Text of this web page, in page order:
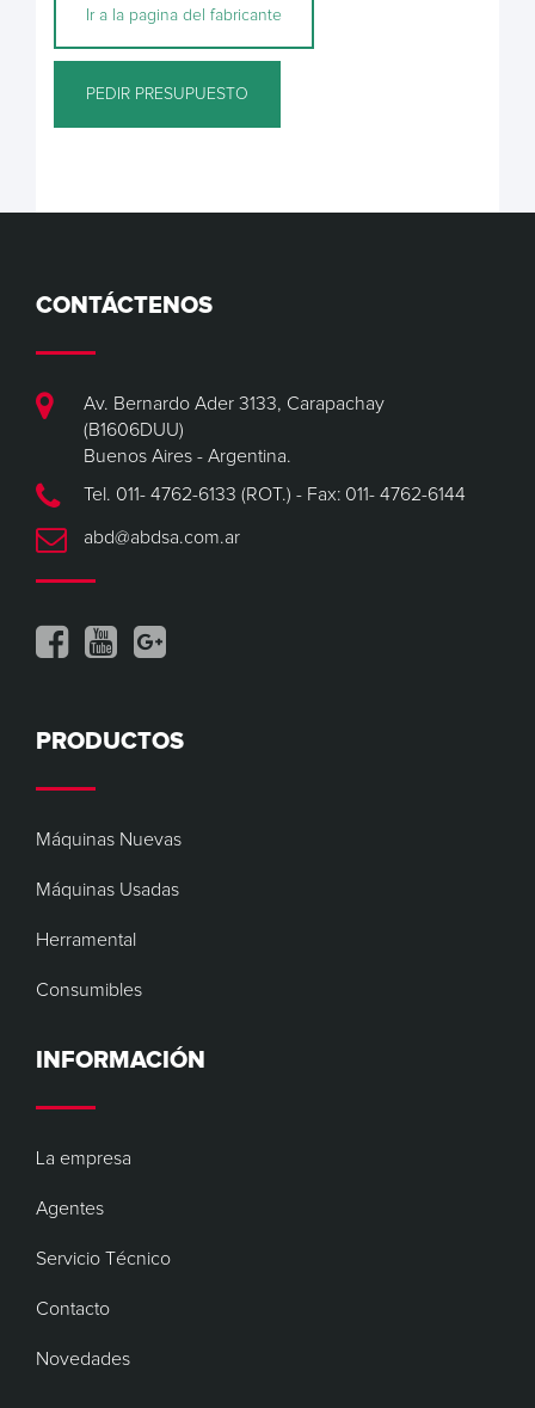
Ir a la pagina del fabricante
PEDIR PRESUPUESTO
CONTÁCTENOS
Av. Bernardo Ader 3133, Carapachay
(B1606DUU)
Buenos Aires - Argentina.
Tel. 011- 4762-6133 (ROT.) - Fax: 011- 4762-6144
abd@abdsa.com.ar
PRODUCTOS
Máquinas Nuevas
Máquinas Usadas
Herramental
Consumibles
INFORMACIÓN
La empresa
Agentes
Servicio Técnico
Contacto
Novedades